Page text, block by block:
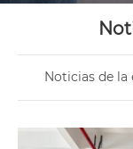
Noticias de la